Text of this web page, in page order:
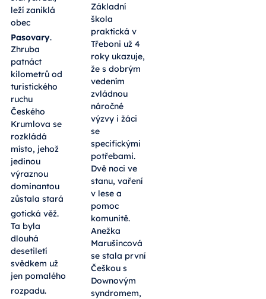
leží zaniklá
obec
Pasovary.
Zhruba
patnáct
kilometrů od
turistického
ruchu
Českého
Krumlova se
rozkládá
místo, jehož
jedinou
výraznou
dominantou
zůstala stará
gotická věž.
Ta byla
dlouhá
desetiletí
svědkem už
jen pomalého
rozpadu.
Základní
škola
praktická v
Třeboni už 4
roky ukazuje,
že s dobrým
vedením
zvládnou
náročné
výzvy i žáci
se
specifickými
potřebami.
Dvě noci ve
stanu, vaření
v lese a
pomoc
komunitě.
Anežka
Marušincová
se stala první
Češkou s
Downovým
syndromem,